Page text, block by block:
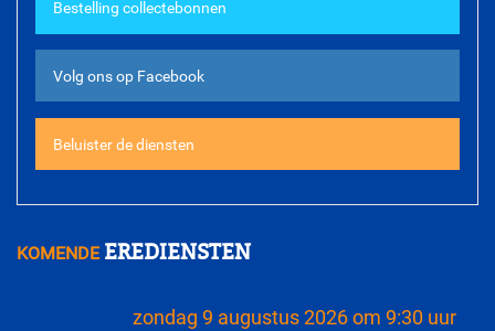
Opheffing ouderenkoor Matthanja - 19
juni 2026
Bestelling collectebonnen
Volg ons op Facebook
Beluister de diensten
KOMENDEEREDIENSTEN
zondag 9 augustus 2026 om 9:30 uur